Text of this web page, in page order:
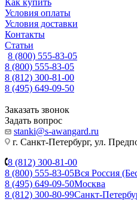
Как купить
Условия оплаты
Условия доставки
Контакты
Статьи
8 (800) 555-83-05
8 (800) 555-83-05
8 (812) 300-81-00
8 (495) 649-09-50
Заказать звонок
Задать вопрос
stanki@s-awangard.ru
г. Санкт-Петербург, ул.
8 (812) 300-81-00
8 (800) 555-83-05Вся Россия
8 (495) 649-09-50Москва
8 (812) 300-80-99Санкт-